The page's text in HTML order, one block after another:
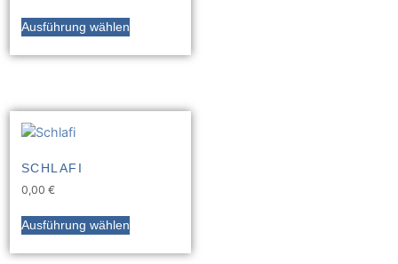
Ausführung wählen
SCHLAFI
0,00 €
Ausführung wählen